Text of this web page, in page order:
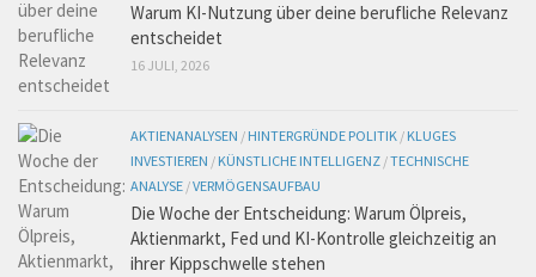
Warum KI-Nutzung über deine berufliche Relevanz
entscheidet
16 JULI, 2026
AKTIENANALYSEN / HINTERGRÜNDE POLITIK / KLUGES
INVESTIEREN / KÜNSTLICHE INTELLIGENZ /TECHNISCHE
ANALYSE /VERMÖGENSAUFBAU
Die Woche der Entscheidung: Warum Ölpreis,
Aktienmarkt, Fed und KI-Kontrolle gleichzeitig an
ihrer Kippschwelle stehen